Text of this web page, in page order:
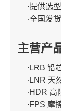
·提供选
·全国发
主营产
·LRB 铅
·LNR 天
·HDR 高
·FPS 摩